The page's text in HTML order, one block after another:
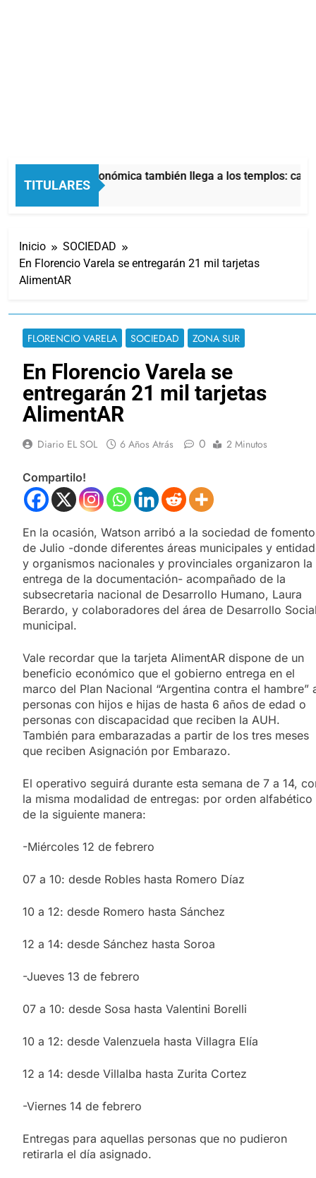
TITULARES
La crisis económica también llega a los templos: casi
4 Horas Atrás
Inicio
SOCIEDAD
En Florencio Varela se entregarán 21 mil tarjetas
AlimentAR
FLORENCIO VARELA SOCIEDAD ZONA SUR
En Florencio Varela se
entregarán 21 mil tarjetas
AlimentAR
Diario EL SOL 6 Años Atrás 0 2 Minutos
Compartilo!
En la ocasión, Watson arribó a la sociedad de
de Julio -donde diferentes áreas municipales y
y organismos nacionales y provinciales organizaron la
entrega de la documentación- acompañado de la
subsecretaria nacional de Desarrollo Humano, Laura
Berardo, y colaboradores del área de Desarrollo
municipal.
Vale recordar que la tarjeta AlimentAR dispone de un
beneficio económico que el gobierno entrega en el
marco del Plan Nacional “Argentina contra el hambre”
personas con hijos e hijas de hasta 6 años de edad o
personas con discapacidad que reciben la AUH.
También para embarazadas a partir de los tres meses
que reciben Asignación por Embarazo.
El operativo seguirá durante esta semana de 7 a 14,
la misma modalidad de entregas: por orden alfabético
de la siguiente manera:
-Miércoles 12 de febrero
07 a 10: desde Robles hasta Romero Díaz
10 a 12: desde Romero hasta Sánchez
12 a 14: desde Sánchez hasta Soroa
-Jueves 13 de febrero
07 a 10: desde Sosa hasta Valentini Borelli
10 a 12: desde Valenzuela hasta Villagra Elía
12 a 14: desde Villalba hasta Zurita Cortez
-Viernes 14 de febrero
Entregas para aquellas personas que no pudieron
retirarla el día asignado.